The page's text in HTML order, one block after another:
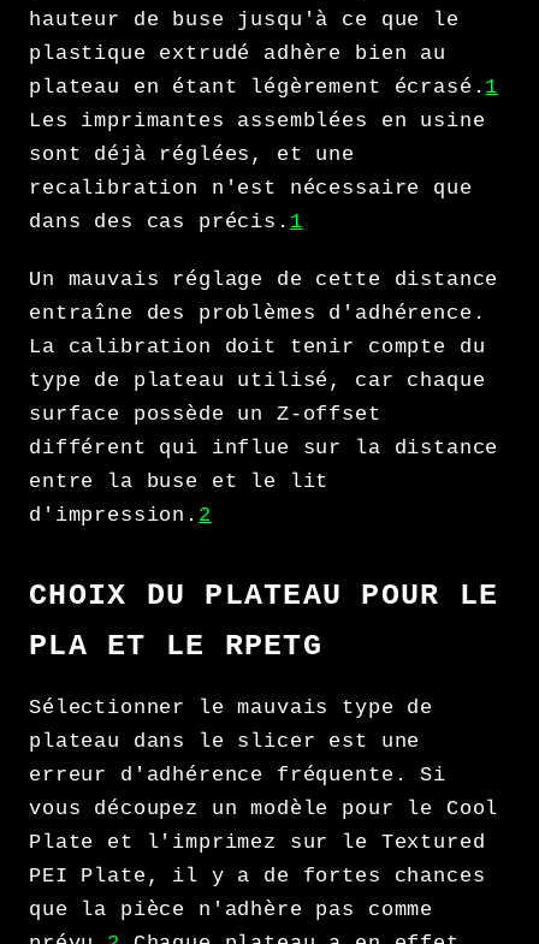
hauteur de buse jusqu'à ce que le
plastique extrudé adhère bien au
plateau en étant légèrement écrasé. 1
Les imprimantes assemblées en usine
sont déjà réglées, et une
recalibration n'est nécessaire que
dans des cas précis. 1
Un mauvais réglage de cette distance
entraîne des problèmes d'adhérence.
La calibration doit tenir compte du
type de plateau utilisé, car chaque
surface possède un Z-offset
différent qui influe sur la distance
entre la buse et le lit
d'impression. 2
CHOIX DU PLATEAU POUR LE
PLA ET LE RPETG
Sélectionner le mauvais type de
plateau dans le slicer est une
erreur d'adhérence fréquente. Si
vous découpez un modèle pour le Cool
Plate et l'imprimez sur le Textured
PEI Plate, il y a de fortes chances
que la pièce n'adhère pas comme